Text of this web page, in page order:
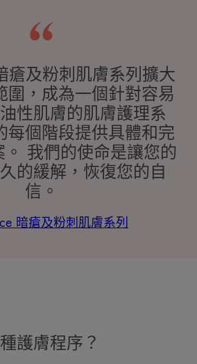
瘡及粉刺肌膚系列擴大
圍，成為一個針對容易
性肌膚的肌膚護理系
每個階段提供具體和完
。 我們的使命是讓您的
的緩解，恢復您的自
信。
暗瘡及粉刺肌膚系列
護膚程序？